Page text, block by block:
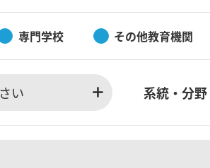
専門学校 その他教育機関
い 系統・分野